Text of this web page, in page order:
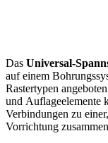
Das Universal-
auf einem
Rastertypen
und Auflageelemente
Verbindungen zu
Vorrichtung